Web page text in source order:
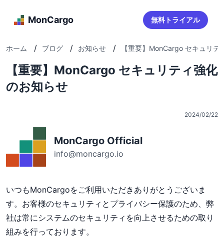
MonCargo 無料トライアル
ホーム / ブログ / お知らせ / 【重要】MonCargo セキュリテ
【重要】MonCargo セキュリティ強化
のお知らせ
2024/02/22
MonCargo Official
info@moncargo.io
いつもMonCargoをご利用いただきありがとうございま
す。お客様のセキュリティとプライバシー保護のため、弊
社は常にシステムのセキュリティを向上させるための取り
組みを行っております。